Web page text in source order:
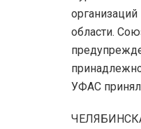
области.
УФАС